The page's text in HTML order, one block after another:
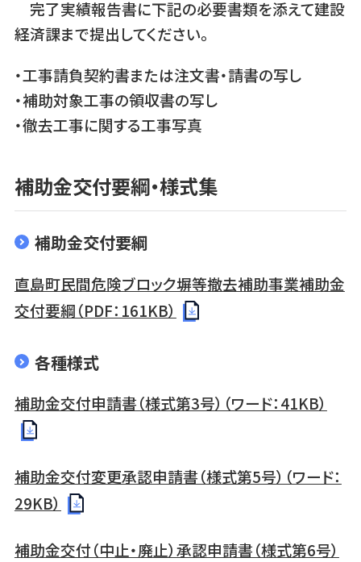
完了実績報告書に下記の必要書類を添えて建設
経済課まで提出してください。
・工事請負契約書または注文書・請書の写し
・補助対象工事の領収書の写し
・徹去工事に関する工事写真
補助金交付要綱・様式集
補助金交付要綱
直島町民間危険ブロック塀等撤去補助事業補助金
交付要綱（PDF：161KB）
各種様式
補助金交付申請書（様式第3号）（ワード：41KB）
補助金交付変更承認申請書（様式第5号）（ワード：
29KB）
補助金交付（中止・廃止）承認申請書（様式第6号）